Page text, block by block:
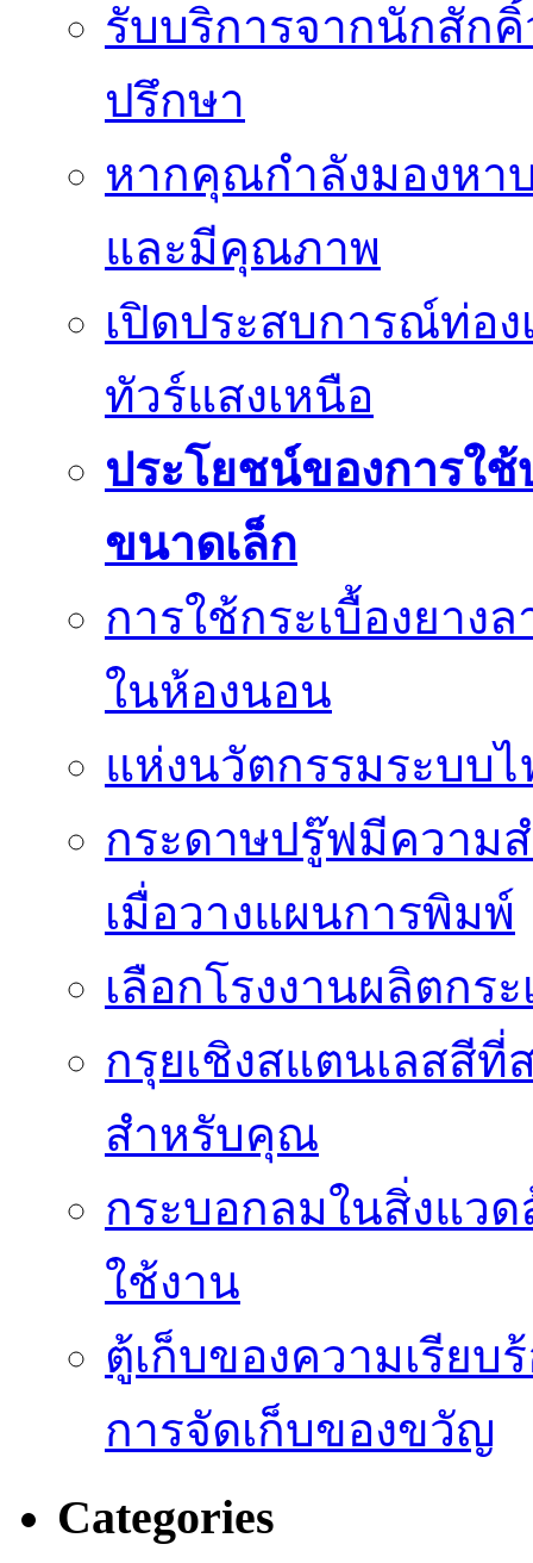
รับบริการจากนักสัก
ปรึกษา
หากคุณกำลังมองหา
และมีคุณภาพ
เปิดประสบการณ์ท่อ
ทัวร์แสงเหนือ
ประโยชน์ของการใ
ขนาดเล็ก
การใช้กระเบื้องยาง
ในห้องนอน
แห่งนวัตกรรมระบบ
กระดาษปรู๊ฟมีความ
เมื่อวางแผนการพิมพ์
เลือกโรงงานผลิตก
กรุยเชิงสแตนเลสสี
สำหรับคุณ
กระบอกลมในสิ่งแว
ใช้งาน
ตู้เก็บของความเรีย
การจัดเก็บของขวัญ
Categories